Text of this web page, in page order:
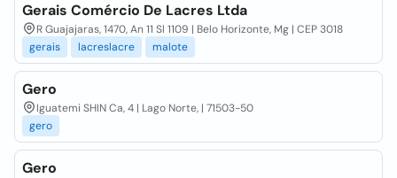
Gerais Comércio De Lacres Ltda
R Guajajaras, 1470, An 11 Sl 1109 | Belo Horizonte, Mg | CEP 3018
gerais
lacreslacre malote
Gero
Iguatemi SHIN Ca, 4 | Lago Norte, | 71503-50
gero
Gero